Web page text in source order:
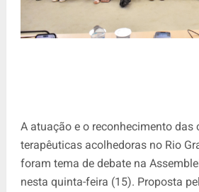
A atuação e o reconhecimento das
terapêuticas acolhedoras no Rio
foram tema de debate na
nesta quinta-feira (15). Proposta